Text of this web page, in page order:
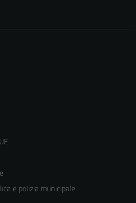
e polizia municipale